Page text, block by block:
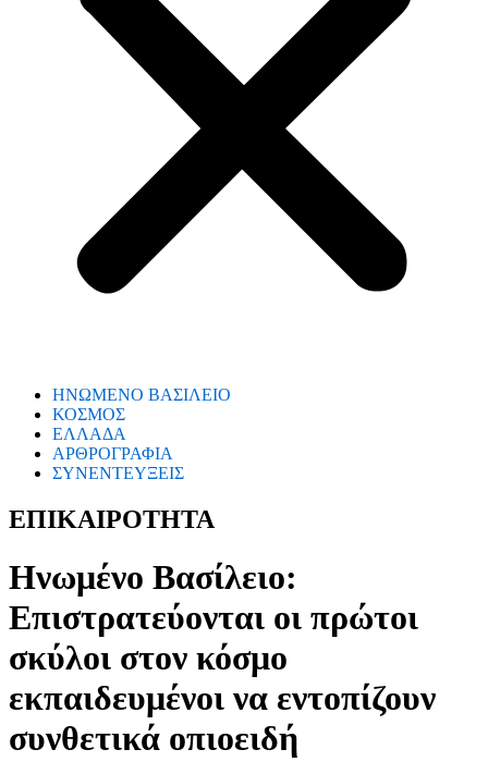
ΗΝΩΜΕΝΟ ΒΑΣΙΛΕΙΟ
ΚΟΣΜΟΣ
ΕΛΛΑΔΑ
ΑΡΘΡΟΓΡΑΦΙΑ
ΣΥΝΕΝΤΕΥΞΕΙΣ
ΕΠΙΚΑΙΡΟΤΗΤΑ
Ηνωμένο Βασίλειο:
Επιστρατεύονται οι πρώτοι
σκύλοι στον κόσμο
εκπαιδευμένοι να εντοπίζουν
συνθετικά οπιοειδή